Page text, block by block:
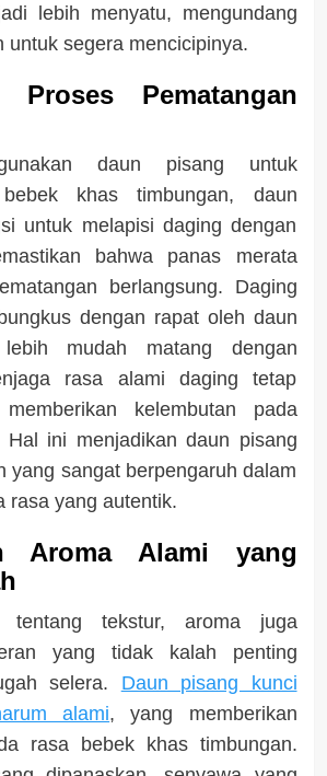
lebih menyatu, mengundang
untuk segera mencicipinya.
Proses Pematangan
daun pisang untuk
bebek khas timbungan, daun
untuk melapisi daging dengan
bahwa panas merata
berlangsung. Daging
dengan rapat oleh daun
mudah matang dengan
rasa alami daging tetap
kelembutan pada
Hal ini menjadikan daun pisang
yang sangat berpengaruh dalam
rasa yang autentik.
Aroma Alami yang
tentang tekstur, aroma juga
yang tidak kalah penting
selera. Daun pisang kunci
alami, yang memberikan
rasa bebek khas timbungan.